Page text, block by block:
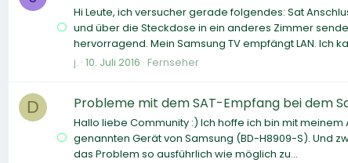
Hi Leute, ich versucher gerade folgendes: Sat
und über die Steckdose in ein anderes Zimmer
hervorragend. Mein Samsung TV empfängt LAN. Ich
j. 10. Juli 2016 Fernseher
D Probleme mit dem SAT-Empfang bei dem
Hallo liebe Community :) Ich hoffe ich bin mit
genannten Gerät von Samsung (BD-H8909-S). Und
das Problem so ausführlich wie möglich zu...